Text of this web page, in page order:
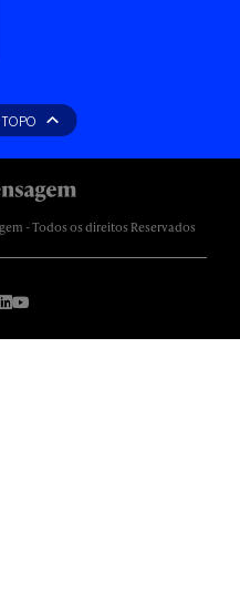
- Todos os direitos Reservados